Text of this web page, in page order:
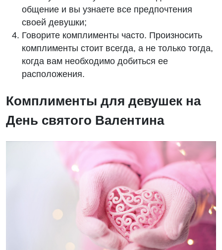
общение и вы узнаете все предпочтения
своей девушки;
Говорите комплименты часто. Произносить
комплименты стоит всегда, а не только тогда,
когда вам необходимо добиться ее
расположения.
Комплименты для девушек на
День святого Валентина